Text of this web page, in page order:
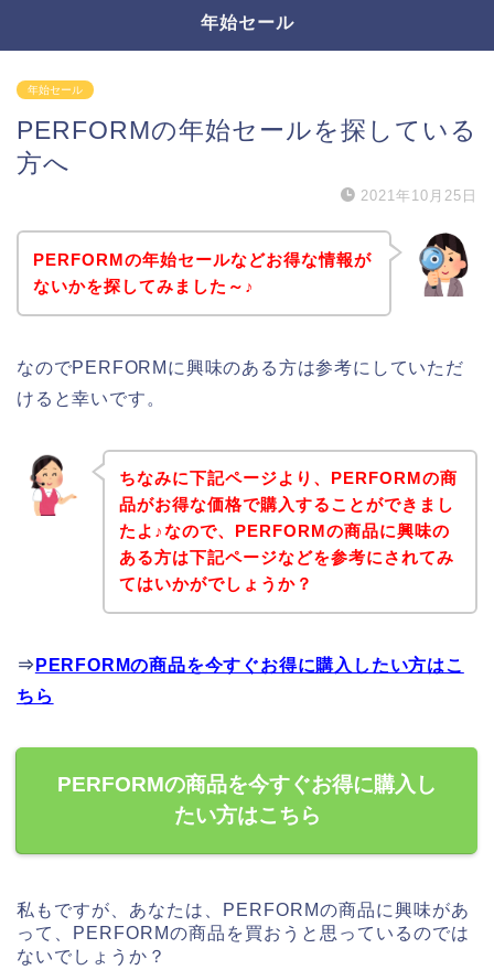
年始セール
年始セール
PERFORMの年始セールを探している
方へ
2021年10月25日
PERFORMの年始セールなどお得な情報が
ないかを探してみました～♪
なのでPERFORMに興味のある方は参考にしていただ
けると幸いです。
ちなみに下記ページより、PERFORMの商
品がお得な価格で購入することができまし
たよ♪なので、PERFORMの商品に興味の
ある方は下記ページなどを参考にされてみ
てはいかがでしょうか？
⇒ PERFORMの商品を今すぐお得に購入したい方はこ
ちら
PERFORMの商品を今すぐお得に購入し
たい方はこちら
私もですが、あなたは、PERFORMの商品に興味があ
って、PERFORMの商品を買おうと思っているのでは
ないでしょうか？